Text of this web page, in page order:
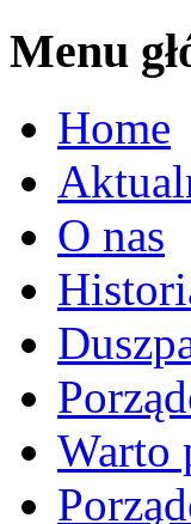
Menu
Home
O nas
Warto